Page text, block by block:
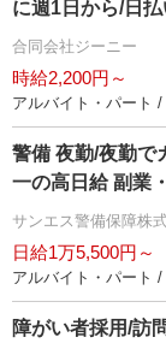
に週1日から/日
合同会社ジーニー
時給2,200円～
アルバイト・パート
警備 夜勤/夜勤で
一の高日給 副業
サンエス警備保障株
日給1万5,500円～
アルバイト・パート
障がい者採用/訪